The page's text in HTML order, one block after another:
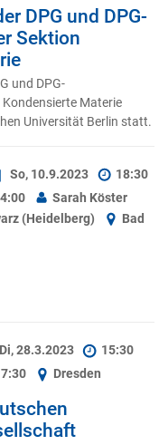
DPG und DPG-
Sektion
und DPG-
Materie
Universität Berlin statt.
So, 10.9.2023
18:30
Sarah Köster
(Heidelberg)
Bad
Di, 28.3.2023
15:30
Dresden